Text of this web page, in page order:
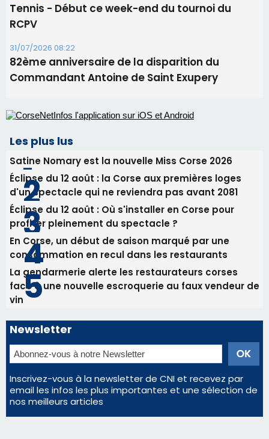
Les plus lus
Satine Nomary est la nouvelle Miss Corse 2026
Éclipse du 12 août : la Corse aux premières loges
d'un spectacle qui ne reviendra pas avant 2081
profiter pleinement du spectacle ?
consommation en recul dans les restaurants
La gendarmerie alerte les restaurateurs corses
face à une nouvelle escroquerie au faux vendeur de
vin
Newsletter
Inscrivez-vous à la newsletter de CNI et recevez par
email les infos les plus importantes et une sélection de
nos meilleurs articles
Régie publicitaire
Mentions légales
Nous contacter